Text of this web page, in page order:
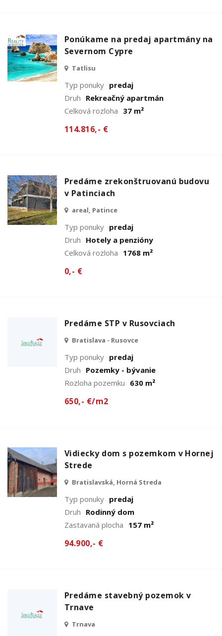
Ponúkame na predaj apartmány na
Severnom Cypre
Tatlisu
Typ ponuky predaj
Druh Rekreačný apartmán
Celková rozloha 37 m²
114.816,- €
Predáme zrekonštruovanú budovu
v Patinciach
areal, Patince
Typ ponuky predaj
Druh Hotely a penzióny
Celková rozloha 1768 m²
0,- €
Predáme STP v Rusovciach
Bratislava - Rusovce
Typ ponuky predaj
Druh Pozemky - bývanie
Rozloha pozemku 630 m²
650,- €/m2
Vidiecky dom s pozemkom v Hornej
Strede
Bratislavská, Horná Streda
Typ ponuky predaj
Druh Rodinný dom
Zastavaná plocha 157 m²
94.900,- €
Predáme stavebný pozemok v
Trnave
Trnava